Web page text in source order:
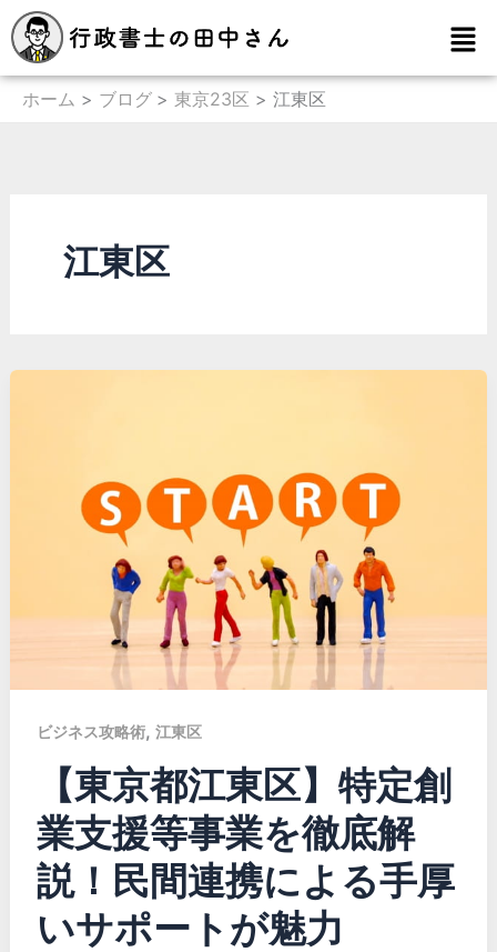
容
を
メ
ニ
ュ
ホーム ブログ 東京23区 江東区
江東区
ビジネス攻略術, 江東区
【東京都江東区】特定創
業支援等事業を徹底解
説！民間連携による手厚
いサポートが魅力